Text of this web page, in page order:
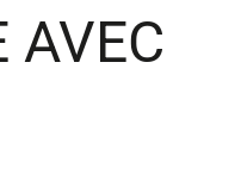
AVEC